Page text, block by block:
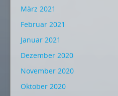
März 2021
Februar 2021
Januar 2021
Dezember 2020
November 2020
Oktober 2020